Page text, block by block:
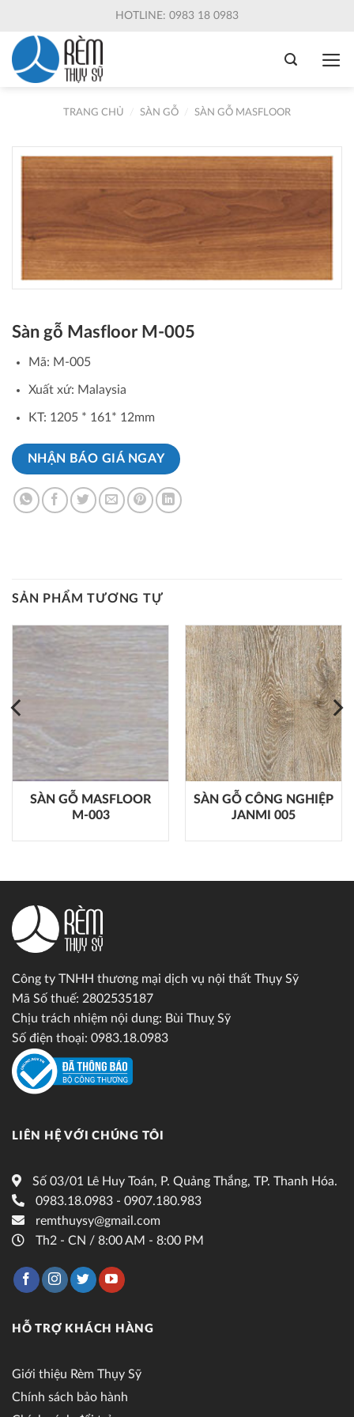
content
HOTLINE: 0983 18 0983
TRANG CHỦ SÀN GỖ SÀN GỖ MASFLOOR
Sàn gỗ Masfloor M-005
Mã: M-005
Xuất xứ: Malaysia
KT: 1205 * 161* 12mm
NHẬN BÁO GIÁ NGAY
SẢN PHẨM TƯƠNG TỰ
SÀN GỖ MASFLOOR
M-003
SÀN GỖ CÔNG NGHIỆP
JANMI 005
Công ty TNHH thương mại dịch vụ nội thất Thụy Sỹ
Mã Số thuế: 2802535187
Chịu trách nhiệm nội dung: Bùi Thuỵ Sỹ
Số điện thoại: 0983.18.0983
LIÊN HỆ VỚI CHÚNG TÔI
Số 03/01 Lê Huy Toán, P. Quảng Thắng, TP. Thanh Hóa.
0983.18.0983 - 0907.180.983
remthuysy@gmail.com
Th2 - CN / 8:00 AM - 8:00 PM
HỖ TRỢ KHÁCH HÀNG
Giới thiệu Rèm Thụy Sỹ
Chính sách bảo hành